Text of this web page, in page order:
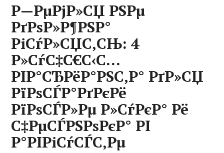
Р—РµРјР»СЏ РЅРµ
РґРѕР»Р¶РЅР°
РіСѓР»СЏС‚СЊ: 4
Р»СѓС‡С€С‹С…
РІР°СЂРёР°РЅС‚Р° РґР»СЏ
РїРѕСЃР°РґРєРё
РїРѕСЃР»Рµ Р»СѓРєР° Рё
С‡РµСЃРЅРѕРєР° РІ
Р°РІРіСѓСЃС‚Рµ